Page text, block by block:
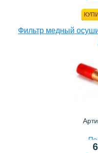
Фильтр медный